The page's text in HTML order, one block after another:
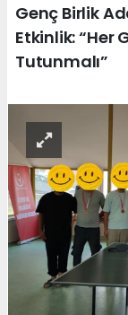
Genç Birlik
Etkinlik: “Her
Tutunmalı”